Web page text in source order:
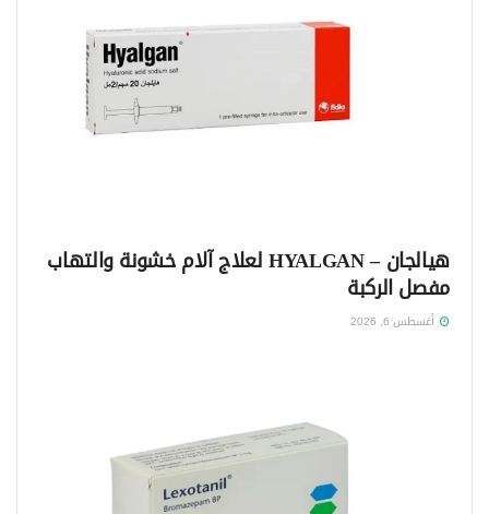
هيالجان – HYALGAN لعلاج آلام خشونة والتهاب
مفصل الركبة
أغسطس 6, 2026